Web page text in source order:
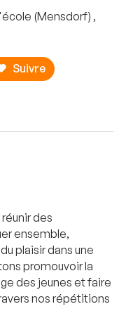
(Mensdorf) ,
Suivre
des
ensemble,
plaisir dans une
promouvoir la
des jeunes et faire
nos répétitions